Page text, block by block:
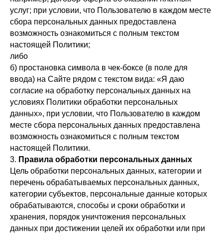
услуг; при условии, что Пользователю в каждом месте
сбора персональных данных предоставлена
возможность ознакомиться с полным текстом
настоящей Политики;
либо
б) простановка символа в чек-боксе (в поле для
ввода) на Сайте рядом с текстом вида: «Я даю
согласие на обработку персональных данных на
условиях Политики обработки персональных
данных», при условии, что Пользователю в каждом
месте сбора персональных данных предоставлена
возможность ознакомиться с полным текстом
настоящей Политики.
3. Правила обработки персональных данных
Цель обработки персональных данных, категории и
перечень обрабатываемых персональных данных,
категории субъектов, персональные данные которых
обрабатываются, способы и сроки обработки и
хранения, порядок уничтожения персональных
данных при достижении целей их обработки или при